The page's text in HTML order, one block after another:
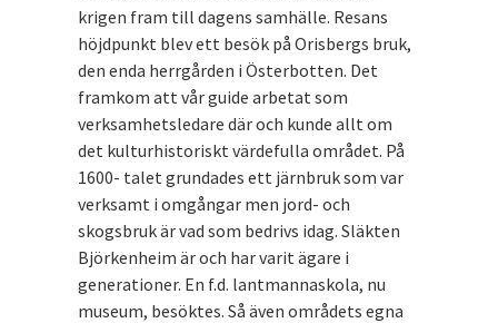
krigen fram till dagens samhälle. Resans
höjdpunkt blev ett besök på Orisbergs bruk,
den enda herrgården i Österbotten. Det
framkom att vår guide arbetat som
verksamhetsledare där och kunde allt om
det kulturhistoriskt värdefulla området. På
1600- talet grundades ett järnbruk som var
verksamt i omgångar men jord- och
skogsbruk är vad som bedrivs idag. Släkten
Björkenheim är och har varit ägare i
generationer. En f.d. lantmannaskola, nu
museum, besöktes. Så även områdets egna